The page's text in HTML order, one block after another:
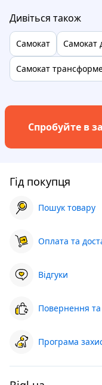
Дивіться також
Самокат Самокат
Самокат
Спробуйте в
Гід покупця
Пошук товару
Оплата та
Відгуки
Повернення та
Програма